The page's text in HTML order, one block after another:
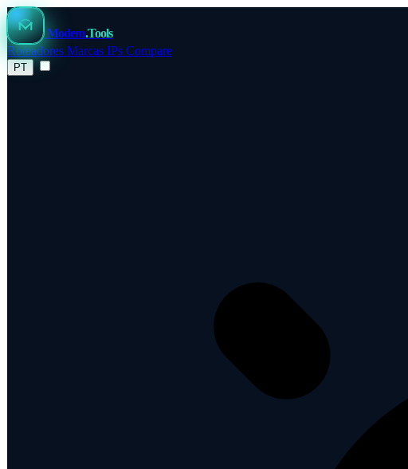
Modem.Tools
Roteadores Marcas IPs Compare
PT